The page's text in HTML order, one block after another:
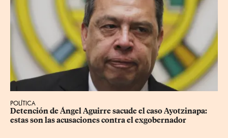
POLÍTICA
Detención de Ángel Aguirre sacude el caso Ayotzinapa:
estas son las acusaciones contra el exgobernador